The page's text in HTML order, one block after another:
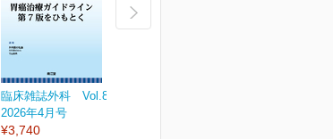
臨床雑誌外科 Vol.88 No.4
2026年4月号
¥3,740